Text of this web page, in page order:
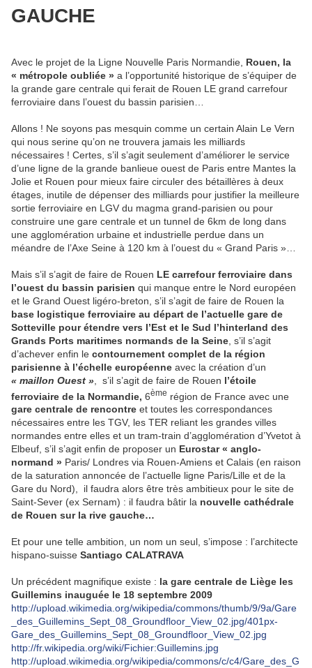
GAUCHE
Avec le projet de la Ligne Nouvelle Paris Normandie, Rouen, la
« métropole oubliée » a l’opportunité historique de s’équiper de
la grande gare centrale qui ferait de Rouen LE grand carrefour
ferroviaire dans l’ouest du bassin parisien…
Allons ! Ne soyons pas mesquin comme un certain Alain Le Vern
qui nous serine qu’on ne trouvera jamais les milliards
nécessaires ! Certes, s’il s’agit seulement d’améliorer le service
d’une ligne de la grande banlieue ouest de Paris entre Mantes la
Jolie et Rouen pour mieux faire circuler des bétaillères à deux
étages, inutile de dépenser des milliards pour justifier la meilleure
sortie ferroviaire en LGV du magma grand-parisien ou pour
construire une gare centrale et un tunnel de 6km de long dans
une agglomération urbaine et industrielle perdue dans un
méandre de l’Axe Seine à 120 km à l’ouest du « Grand Paris »…
Mais s’il s’agit de faire de Rouen LE carrefour ferroviaire dans
l’ouest du bassin parisien qui manque entre le Nord européen
et le Grand Ouest ligéro-breton, s’il s’agit de faire de Rouen la
base logistique ferroviaire au départ de l’actuelle gare de
Sotteville pour étendre vers l’Est et le Sud l’hinterland des
Grands Ports maritimes normands de la Seine , s’il s’agit
d’achever enfin le contournement complet de la région
parisienne à l’échelle européenne avec la création d’un
« maillon Ouest » , s’il s’agit de faire de Rouen l’étoile
ferroviaire de la Normandie, 6ème région de France avec une
gare centrale de rencontre et toutes les correspondances
nécessaires entre les TGV, les TER reliant les grandes villes
normandes entre elles et un tram-train d’agglomération d’Yvetot à
Elbeuf, s’il s’agit enfin de proposer un Eurostar « anglo-
normand » Paris/ Londres via Rouen-Amiens et Calais (en raison
de la saturation annoncée de l’actuelle ligne Paris/Lille et de la
Gare du Nord), il faudra alors être très ambitieux pour le site de
Saint-Sever (ex Sernam) : il faudra bâtir la nouvelle cathédrale
de Rouen sur la rive gauche…
Et pour une telle ambition, un nom un seul, s’impose : l’architecte
hispano-suisse Santiago CALATRAVA
Un précédent magnifique existe : la gare centrale de Liège les
Guillemins inauguée le 18 septembre 2009
http://upload.wikimedia.org/wikipedia/commons/thumb/9/9a/Gare
_des_Guillemins_Sept_08_Groundfloor_View_02.jpg/401px-
Gare_des_Guillemins_Sept_08_Groundfloor_View_02.jpg
http://fr.wikipedia.org/wiki/Fichier:Guillemins.jpg
http://upload.wikimedia.org/wikipedia/commons/c/c4/Gare_des_G